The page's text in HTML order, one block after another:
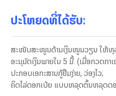
ປະໂຫຍດທີ່ໄດ້ຮັບ:
ສະໜັບສະໜູນດ້ານເງິນໜູນວຽນ ໃຫ້ທຸລ
ອະນຸມັດເງິນພາຍໃນ 5 ມື້. (ເມື່ອກວດກາ​
ປະກອບເອກະສານກູ້ຢືມງ່າຍ, ວ່ອງໄວ;
ຄິດໄລ່ດອກເບ້ຍ ແບບຫລຸດຕົ້ນຫລຸດດ